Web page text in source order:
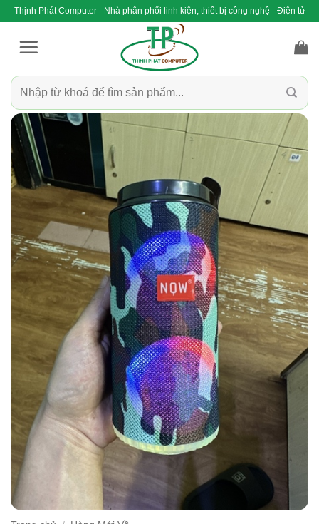
qua
Thịnh Phát Computer - Nhà phân phối linh kiện, thiết bị công nghệ - Điện tử
Tìm
kiếm: